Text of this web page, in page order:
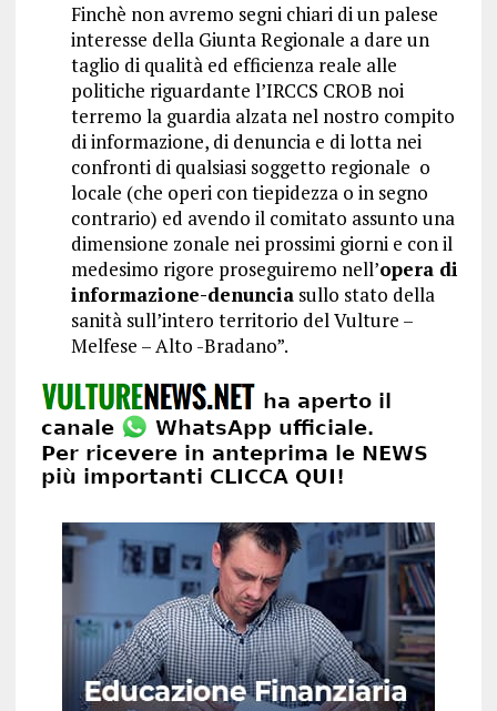
Finchè non avremo segni chiari di un palese
interesse della Giunta Regionale a dare un
taglio di qualità ed efficienza reale alle
politiche riguardante l’IRCCS CROB noi
terremo la guardia alzata nel nostro compito
di informazione, di denuncia e di lotta nei
confronti di qualsiasi soggetto regionale o
locale (che operi con tiepidezza o in segno
contrario) ed avendo il comitato assunto una
dimensione zonale nei prossimi giorni e con il
medesimo rigore proseguiremo nell’opera di
informazione-denunciasullo stato della
sanità sull’intero territorio del Vulture –
Melfese – Alto -Bradano”.